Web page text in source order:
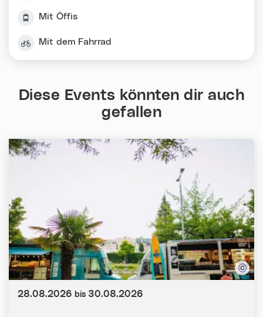
Mit Öffis
Mit dem Fahrrad
Diese Events könnten dir auch
gefallen
Datum:
28.08.2026 bis 30.08.2026